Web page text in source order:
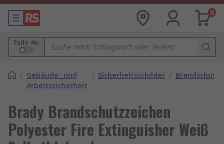
0
Teile-Nr.
/ Gebäude- und
Arbeitssicherheit
/ Sicherheitsschilder /
Brady Brandschutzzeichen
Polyester Fire Extinguisher Weiß